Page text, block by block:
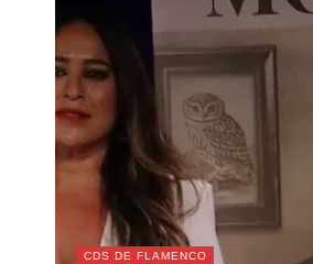
CDS DE FLAMENCO